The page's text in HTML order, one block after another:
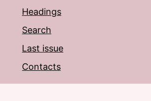
Headings
Search
Last issue
Contacts